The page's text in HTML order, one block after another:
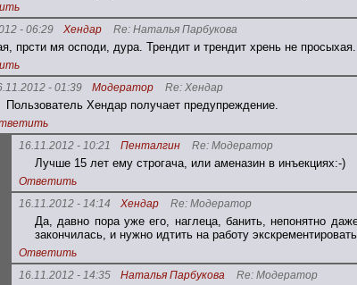
- 06:29
Хендар Re: Наталья Парбукова
прсти мя осподи, дура. Трендит и трендит хрень не просыхая.
- 01:39
Модератор Re: Хендар
Пользователь Хендар получает предупреждение.
16.11.2012 - 10:21
Пенталгин Re: Модератор
Лучше 15 лет ему строгача, или аменазин в инъекциях:-)
Ответить
16.11.2012 - 14:14
Хендар Re: Модератор
Да, давно пора уже его, наглеца, банить, непонятно
закончилась, и нужно идтить на работу
Ответить
16.11.2012 - 14:35
Наталья Парбукова Re: Модератор